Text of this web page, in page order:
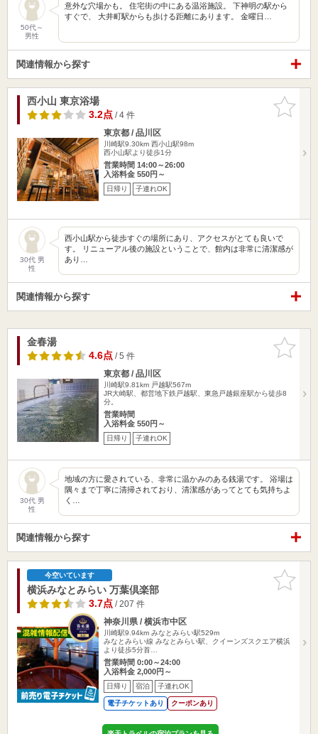
50代～
男性
意外な穴場かも。 住宅街の中にある温浴施設。 下神明の駅から
すぐで、 大井町駅からも歩ける距離にあります。 金曜日…
関連情報から探す
お気に入
りに追加
西小山 東京浴場
3.2点/ 4 件
東京都 / 品川区
川崎駅9.30km 西小山駅98m
西小山駅より徒歩1分
営業時間 14:00～26:00
入浴料金 550円～
日帰り 子連れOK
30代 男
性
西小山駅から徒歩すぐの場所にあり、アクセスがとても良いで
す。 リニューアル後の施設ということで、館内は非常に清潔感が
あり…
関連情報から探す
お気に入
りに追加
金春湯
4.6点/ 5 件
東京都 / 品川区
川崎駅9.81km 戸越駅567m
JR大崎駅、都営地下鉄戸越駅、東急戸越銀座駅から徒歩8
分。
営業時間
入浴料金 550円～
日帰り 子連れOK
30代 男
性
地域の方に愛されている、非常に温かみのある銭湯です。 浴場は
隅々まで丁寧に清掃されており、清潔感があってとても気持ちよ
く…
関連情報から探す
お気に入
りに追加
今空いています
横浜みなとみらい 万葉倶楽部
3.7点/ 207 件
神奈川県 / 横浜市中区
川崎駅9.94km みなとみらい駅529m
みなとみらい線 みなとみらい駅、クイーンズスクエア横浜
より徒歩5分首…
営業時間 0:00～24:00
入浴料金 2,000円～
日帰り 宿泊 子連れOK
電子チケットあり クーポンあり